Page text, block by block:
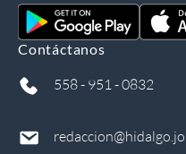
Contáctanos
558 - 951 - 0832